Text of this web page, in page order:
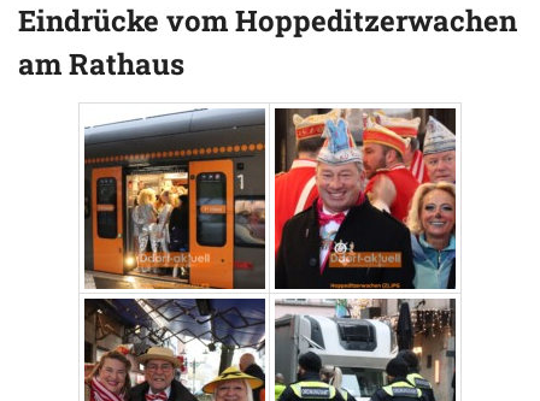
Eindrücke vom Hoppeditzerwachen
am Rathaus